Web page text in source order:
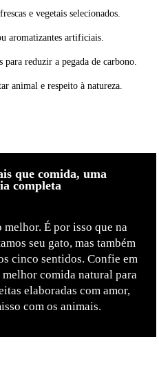
e vegetais selecionados.
aromatizantes artificiais.
reduzir a pegada de carbono.
animal e respeito à natureza.
que comida, uma
completa
melhor. É por isso que na
seu gato, mas também
cinco sentidos. Confie em
comida natural para
elaboradas com amor,
com os animais.